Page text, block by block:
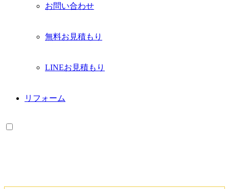
お問い合わせ
無料お見積もり
LINEお見積もり
リフォーム